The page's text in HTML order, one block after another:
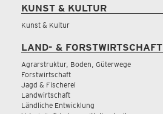
KUNST & KULTUR
Kunst & Kultur
LAND- & FORSTWIRTSCHAFT
Agrarstruktur, Boden, Güterwege
Forstwirtschaft
Jagd & Fischerei
Landwirtschaft
Ländliche Entwicklung